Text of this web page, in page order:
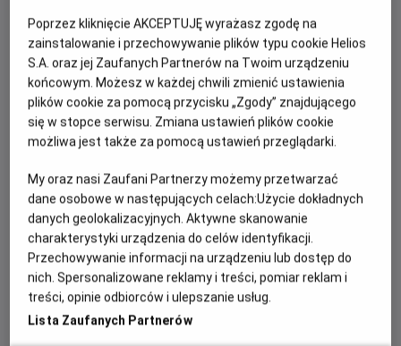
Białystok-
Helios Biała
Białystok-
Helios Jurowiecka
Bielsko-Biała-
Helios
Bydgoszcz-
Helios
Dąbrowa Górnicza -
Helios
Gdańsk-
Helios Forum
Gdańsk-
Helios Metropolia
Gdynia-Helios
Gniezno -
Helios
Gorzów Wielkopolski-Helios
Grudziądz-
Helios
Jelenia Góra-
Helios
Kalisz-
Helios
Katowice-
Helios
Kędzierzyn-Koźle-
Helios
Kielce-
Helios
Konin-Helios
Poprzez kliknięcie AKCEPTUJĘ wyrażasz zgodę na
zainstalowanie i przechowywanie plików typu cookie Helios
S.A. oraz jej Zaufanych Partnerów na Twoim urządzeniu
końcowym. Możesz w każdej chwili zmienić ustawienia
plików cookie za pomocą przycisku „Zgody” znajdującego
się w stopce serwisu. Zmiana ustawień plików cookie
możliwa jest także za pomocą ustawień przeglądarki.
My oraz nasi Zaufani Partnerzy możemy przetwarzać
dane osobowe w następujących celach:Użycie dokładnych
danych geolokalizacyjnych. Aktywne skanowanie
charakterystyki urządzenia do celów identyfikacji.
Przechowywanie informacji na urządzeniu lub dostęp do
nich. Spersonalizowane reklamy i treści, pomiar reklam i
treści, opinie odbiorców i ulepszanie usług.
Lista Zaufanych Partnerów